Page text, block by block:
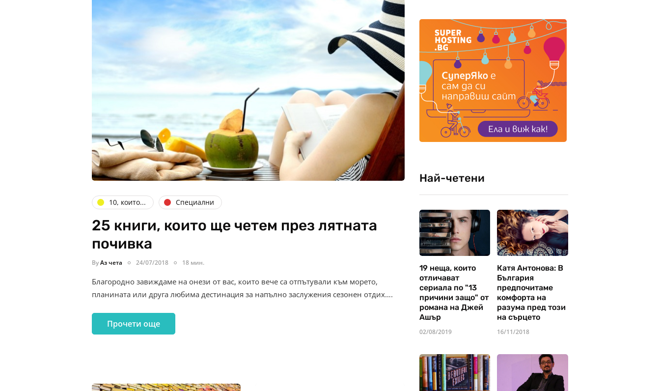
10, които... Специални
25 книги, които ще четем през лятната
почивка
ByАз чета 24/07/2018 18 мин.
Благородно завиждаме на онези от вас, които вече са отпътували към морето,
планината или друга любима дестинация за напълно заслужения сезонен отдих….
Прочети още
Най-четени
19 неща, които
отличават
сериала по "13
причини защо" от
романа на Джей
Ашър
02/08/2019
Катя Антонова: В
България
предпочитаме
комфорта на
разума пред този
на сърцето
16/11/2018